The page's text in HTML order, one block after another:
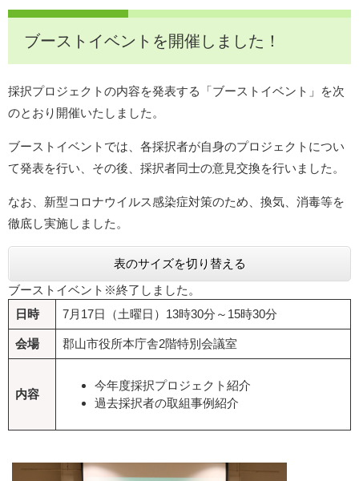
ブーストイベントを開催しました！
採択プロジェクトの内容を発表する「ブーストイベント」を次
のとおり開催いたしました。
ブーストイベントでは、各採択者が自身のプロジェクトについ
て発表を行い、その後、採択者同士の意見交換を行いました。
なお、新型コロナウイルス感染症対策のため、換気、消毒等を
徹底し実施しました。
表のサイズを切り替える
ブーストイベント※終了しました。
日時
7月17日（土曜日）13時30分～15時30分
会場 郡山市役所本庁舎2階特別会議室
内容
今年度採択プロジェクト紹介
過去採択者の取組事例紹介